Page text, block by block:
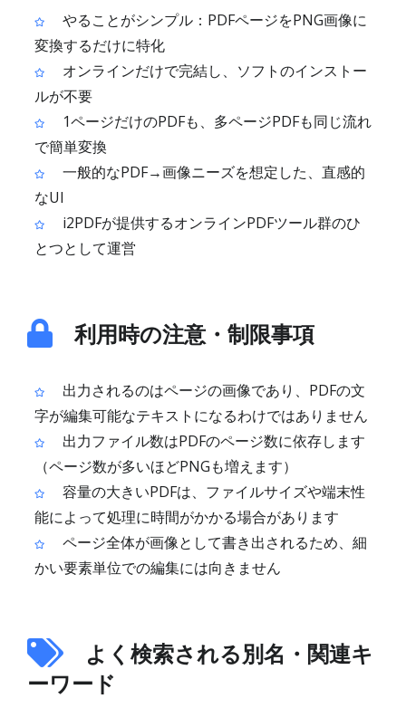
やることがシンプル：PDFページをPNG画像に
変換するだけに特化
オンラインだけで完結し、ソフトのインストー
ルが不要
1ページだけのPDFも、多ページPDFも同じ流れ
で簡単変換
一般的なPDF→画像ニーズを想定した、直感的
なUI
i2PDFが提供するオンラインPDFツール群のひ
とつとして運営
利用時の注意・制限事項
出力されるのはページの画像であり、PDFの文
字が編集可能なテキストになるわけではありません
出力ファイル数はPDFのページ数に依存します
（ページ数が多いほどPNGも増えます）
容量の大きいPDFは、ファイルサイズや端末性
能によって処理に時間がかかる場合があります
ページ全体が画像として書き出されるため、細
かい要素単位での編集には向きません
よく検索される別名・関連キ
ーワード